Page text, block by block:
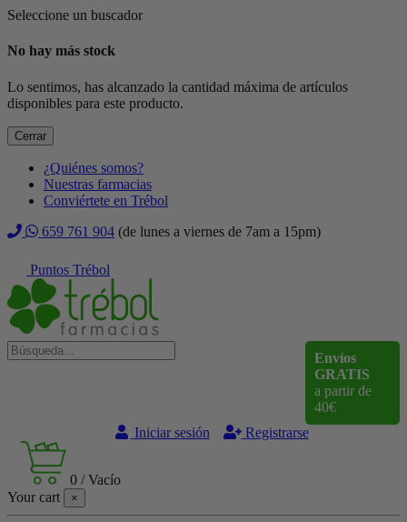
Seleccione un buscador
No hay más stock
Lo sentimos, has alcanzado la cantidad máxima de artículos
disponibles para este producto.
Cerrar
¿Quiénes somos?
Nuestras farmacias
Conviértete en Trébol
659 761 904 (de lunes a viernes de 7am a 15pm)
Puntos Trébol
Envíos
GRATIS
a partir de
40€
Iniciar sesión
Registrarse
0 /Vacío
Your cart
×